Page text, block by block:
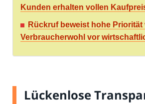
Kunden erhalten vollen
Rückruf beweist hohe Priorität
Verbraucherwohl vor
Lückenlose